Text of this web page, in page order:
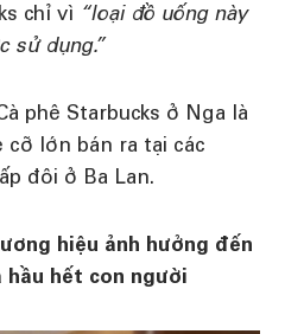
chỉ vì “loại đồ uống này
sử dụng.”
phê Starbucks ở Nga là
lớn bán ra tại các
đôi ở Ba Lan.
hiệu ảnh hưởng đến
hầu hết con người